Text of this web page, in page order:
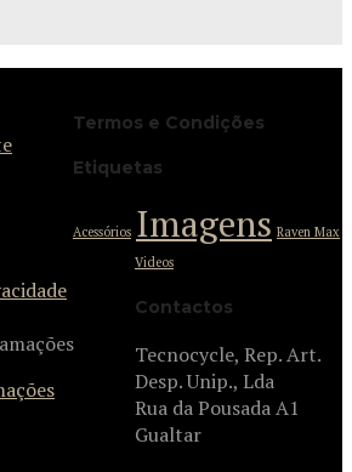
Termos e Condições
Etiquetas
Acessórios Imagens Raven Max
Videos
Contactos
Tecnocycle, Rep. Art.
Desp. Unip., Lda
Rua da Pousada A1
Gualtar